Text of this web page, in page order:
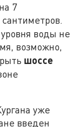
7
воды не
возможно,
шоссе
уже
введен